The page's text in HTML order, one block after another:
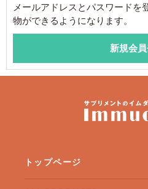
メールアドレスとパスワードを
物ができるようになります。
トップページ